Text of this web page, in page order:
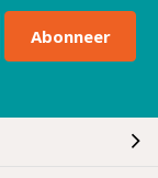
Abonneer